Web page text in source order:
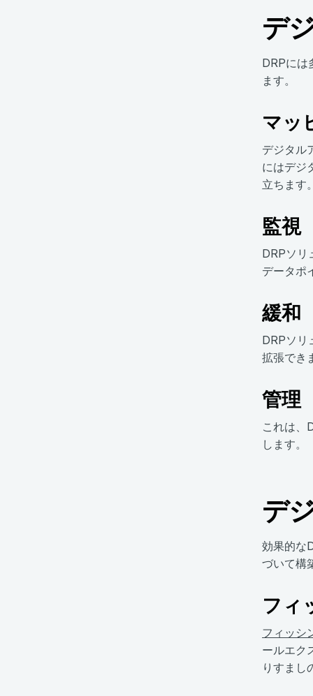
デ
DRPには
ます。
マッ
デジタル
にはデジ
立ちます
監視
DRPソリ
データポ
緩和
DRPソリ
拡張でき
管理
これは、
します。
デ
効果的な
づいて構
フィ
フィッシ
ールエク
りすまし